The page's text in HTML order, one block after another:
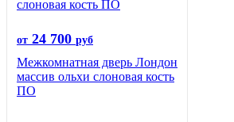
от 24 700 руб
Межкомнатная дверь Лондон
массив ольхи слоновая кость
ПО